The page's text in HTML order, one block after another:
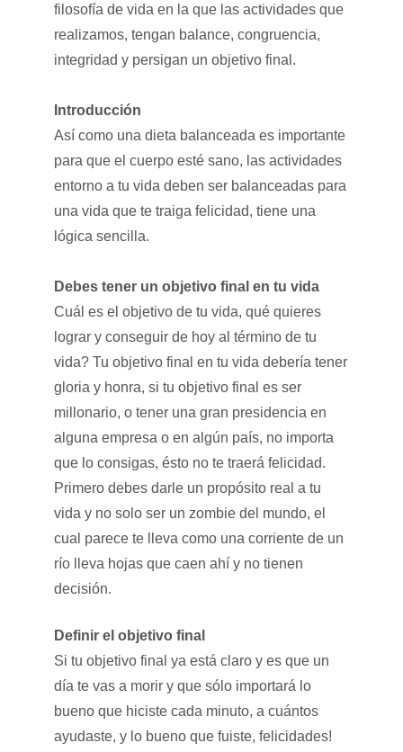
filosofía de vida en la que las actividades que
realizamos, tengan balance, congruencia,
integridad y persigan un objetivo final.
Introducción
Así como una dieta balanceada es importante
para que el cuerpo esté sano, las actividades
entorno a tu vida deben ser balanceadas para
una vida que te traiga felicidad, tiene una
lógica sencilla.
Debes tener un objetivo final en tu vida
Cuál es el objetivo de tu vida, qué quieres
lograr y conseguir de hoy al término de tu
vida? Tu objetivo final en tu vida debería tener
gloria y honra, si tu objetivo final es ser
millonario, o tener una gran presidencia en
alguna empresa o en algún país, no importa
que lo consigas, ésto no te traerá felicidad.
Primero debes darle un propósito real a tu
vida y no solo ser un zombie del mundo, el
cual parece te lleva como una corriente de un
río lleva hojas que caen ahí y no tienen
decisión.
Definir el objetivo final
Si tu objetivo final ya está claro y es que un
día te vas a morir y que sólo importará lo
bueno que hiciste cada minuto, a cuántos
ayudaste, y lo bueno que fuiste, felicidades!